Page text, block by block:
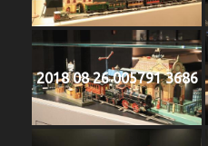
2018 08 26 005791 3686